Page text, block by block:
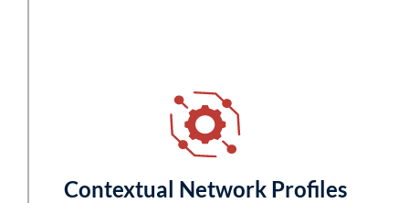
Contextual Network Profiles